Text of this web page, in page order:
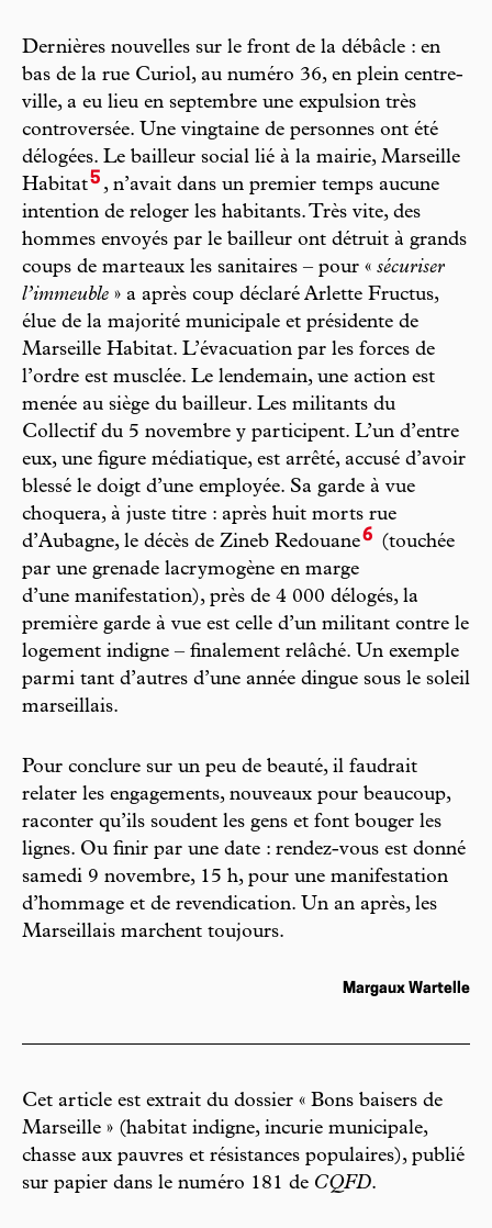
Dernières nouvelles sur le front de la débâcle : en
bas de la rue Curiol, au numéro 36, en plein centre-
ville, a eu lieu en septembre une expulsion très
controversée. Une vingtaine de personnes ont été
délogées. Le bailleur social lié à la mairie, Marseille
Habitat5 , n’avait dans un premier temps aucune
intention de reloger les habitants. Très vite, des
hommes envoyés par le bailleur ont détruit à grands
coups de marteaux les sanitaires – pour « sécuriser
l’immeuble » a après coup déclaré Arlette Fructus,
élue de la majorité municipale et présidente de
Marseille Habitat. L’évacuation par les forces de
l’ordre est musclée. Le lendemain, une action est
menée au siège du bailleur. Les militants du
Collectif du 5 novembre y participent. L’un d’entre
eux, une figure médiatique, est arrêté, accusé d’avoir
blessé le doigt d’une employée. Sa garde à vue
choquera, à juste titre : après huit morts rue
d’Aubagne, le décès de Zineb Redouane6 (touchée
par une grenade lacrymogène en marge
d’une manifestation), près de 4 000 délogés, la
première garde à vue est celle d’un militant contre le
logement indigne – finalement relâché. Un exemple
parmi tant d’autres d’une année dingue sous le soleil
marseillais.
Pour conclure sur un peu de beauté, il faudrait
relater les engagements, nouveaux pour beaucoup,
raconter qu’ils soudent les gens et font bouger les
lignes. Ou finir par une date : rendez-vous est donné
samedi 9 novembre, 15 h, pour une manifestation
d’hommage et de revendication. Un an après, les
Marseillais marchent toujours.
Margaux Wartelle
Cet article est extrait du dossier « Bons baisers de
Marseille » (habitat indigne, incurie municipale,
chasse aux pauvres et résistances populaires), publié
sur papier dans le numéro 181 de CQFD.